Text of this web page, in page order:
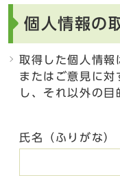
個人情報の
取得した個人情報
またはご意見に対
し、それ以外の目
氏名（ふりがな）